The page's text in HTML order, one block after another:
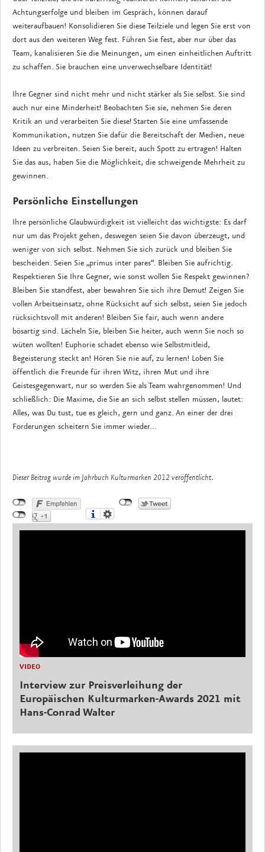
Achtungserfolge und bleiben im Gespräch, können darauf
weiteraufbauen! Konsolidieren Sie diese Teilziele und legen Sie erst von
dort aus den weiteren Weg fest. Führen Sie fest, aber nur über das
Team, kanalisieren Sie die Meinungen, um einen einheitlichen Auftritt
zu schaffen. Sie brauchen eine unverwechselbare Identität!
Ihre Gegner sind nicht mehr und nicht stärker als Sie selbst. Sie sind
auch nur eine Minderheit! Beobachten Sie sie, nehmen Sie deren
Kritik an und verarbeiten Sie diese! Starten Sie eine umfassende
Kommunikation, nutzen Sie dafür die Bereitschaft der Medien, neue
Ideen zu verbreiten. Seien Sie bereit, auch Spott zu ertragen! Halten
Sie das aus, haben Sie die Möglichkeit, die schweigende Mehrheit zu
gewinnen.
Persönliche Einstellungen
Ihre persönliche Glaubwürdigkeit ist vielleicht das wichtigste: Es darf
nur um das Projekt gehen, deswegen seien Sie davon überzeugt, und
weniger von sich selbst. Nehmen Sie sich zurück und bleiben Sie
bescheiden. Seien Sie „primus inter pares“. Bleiben Sie aufrichtig.
Respektieren Sie Ihre Gegner, wie sonst wollen Sie Respekt gewinnen?
Bleiben Sie standfest, aber bewahren Sie sich ihre Demut! Zeigen Sie
vollen Arbeitseinsatz, ohne Rücksicht auf sich selbst, seien Sie jedoch
rücksichtsvoll mit anderen! Bleiben Sie fair, auch wenn andere
bösartig sind. Lächeln Sie, bleiben Sie heiter, auch wenn Sie noch so
wüten wollten! Euphorie schadet ebenso wie Selbstmitleid,
Begeisterung steckt an! Hören Sie nie auf, zu lernen! Loben Sie
öffentlich die Freunde für ihren Witz, ihren Mut und ihre
Geistesgegenwart, nur so werden Sie als Team wahrgenommen! Und
schließlich: Die Maxime, die Sie an sich selbst stellen müssen, lautet:
Alles, was Du tust, tue es gleich, gern und ganz. An einer der drei
Forderungen scheitern Sie immer wieder...
Dieser Beitrag wurde im Jahrbuch Kulturmarken 2012 veröffentlicht.
VIDEO
Interview zur Preisverleihung der
Europäischen Kulturmarken-Awards 2021 mit
Hans-Conrad Walter